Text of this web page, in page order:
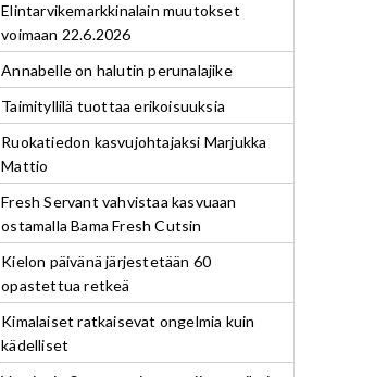
Elintarvikemarkkinalain muutokset
voimaan 22.6.2026
Annabelle on halutin perunalajike
Taimityllilä tuottaa erikoisuuksia
Ruokatiedon kasvujohtajaksi Marjukka
Mattio
Fresh Servant vahvistaa kasvuaan
ostamalla Bama Fresh Cutsin
Kielon päivänä järjestetään 60
opastettua retkeä
Kimalaiset ratkaisevat ongelmia kuin
kädelliset